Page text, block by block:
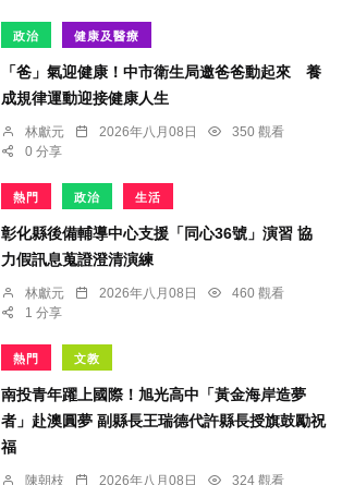
政治 健康及醫療
「爸」氣迎健康！中市衛生局邀爸爸動起來 養
成規律運動迎接健康人生
林獻元 2026年八月08日
350 觀看
0 分享
熱門 政治 生活
彰化縣後備輔導中心支援「同心36號」演習 協
力假訊息蒐證澄清演練
林獻元 2026年八月08日
460 觀看
1 分享
熱門 文教
南投青年躍上國際！旭光高中「黃金海岸造夢
者」赴澳圓夢 副縣長王瑞德代許縣長授旗鼓勵祝
福
陳朝枝 2026年八月08日
324 觀看